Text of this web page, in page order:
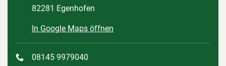
82281 Egenhofen
In Google Maps öffnen
08145 9979040